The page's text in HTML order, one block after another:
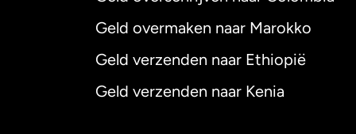
Geld overmaken naar Marokko
Geld verzenden naar Ethiopië
Geld verzenden naar Kenia